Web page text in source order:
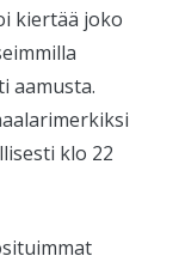
kiertää joko
aamusta.
klo 22